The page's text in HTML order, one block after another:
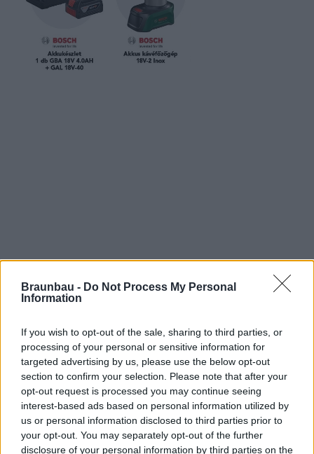
Braunbau - Do Not Process My Personal
Information
If you wish to opt-out of the sale, sharing to third parties, or
processing of your personal or sensitive information for
targeted advertising by us, please use the below opt-out
section to confirm your selection. Please note that after your
opt-out request is processed you may continue seeing
interest-based ads based on personal information utilized by
us or personal information disclosed to third parties prior to
your opt-out. You may separately opt-out of the further
disclosure of your personal information by third parties on the